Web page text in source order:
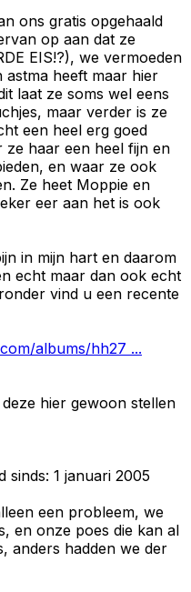
ons gratis opgehaald
op aan dat ze
EIS!?), we vermoeden
heeft maar hier
laat ze soms wel eens
maar verder is ze
een heel erg goed
ze haar een heel fijn en
en waar ze ook
Ze heet Moppie en
eer aan het is ook
in mijn hart en daarom
echt maar dan ook echt
vind u een recente
albums/hh27 ...
hier gewoon stellen
sinds: 1 januari 2005
een probleem, we
en onze poes die kan al
anders hadden we der